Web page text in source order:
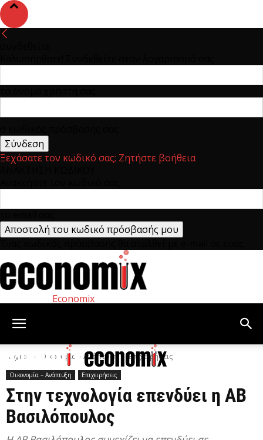
Ξεχάσατε τον κωδικό σας; Ζητήστε βοήθεια
Economix
Αρχική Οικονομία – Ανάπτυξη Επιχειρήσεις
Οικονομία – Ανάπτυξη Επιχειρήσεις
Στην τεχνολογία επενδύει η ΑΒ
Βασιλόπουλος